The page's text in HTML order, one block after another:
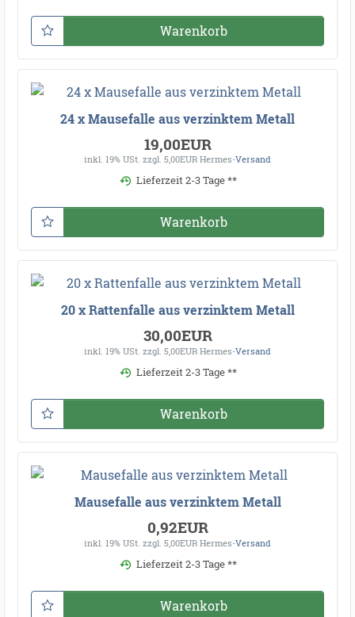
Warenkorb
24 x Mausefalle aus verzinktem Metall
19,00EUR
inkl. 19% USt. zzgl. 5,00EUR Hermes-Versand
Lieferzeit 2-3 Tage **
Warenkorb
20 x Rattenfalle aus verzinktem Metall
30,00EUR
inkl. 19% USt. zzgl. 5,00EUR Hermes-Versand
Lieferzeit 2-3 Tage **
Warenkorb
Mausefalle aus verzinktem Metall
0,92EUR
inkl. 19% USt. zzgl. 5,00EUR Hermes-Versand
Lieferzeit 2-3 Tage **
Warenkorb